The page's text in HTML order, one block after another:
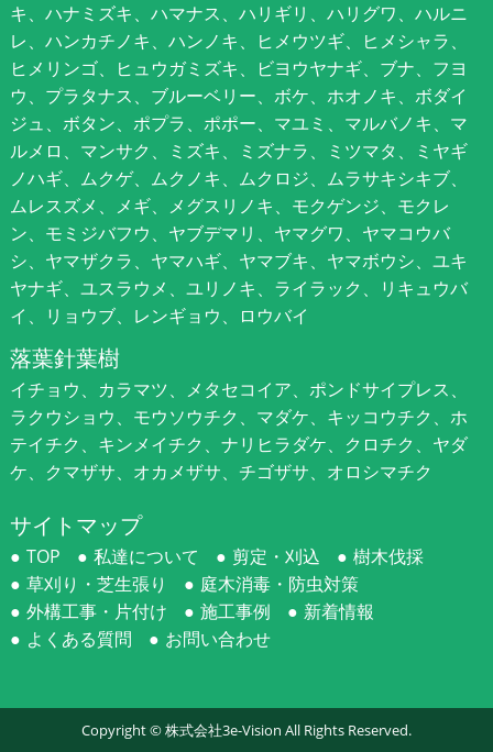
キ、ハナミズキ、ハマナス、ハリギリ、ハリグワ、ハルニ
レ、ハンカチノキ、ハンノキ、ヒメウツギ、ヒメシャラ、
ヒメリンゴ、ヒュウガミズキ、ビヨウヤナギ、ブナ、フヨ
ウ、プラタナス、ブルーベリー、ボケ、ホオノキ、ボダイ
ジュ、ボタン、ポプラ、ポポー、マユミ、マルバノキ、マ
ルメロ、マンサク、ミズキ、ミズナラ、ミツマタ、ミヤギ
ノハギ、ムクゲ、ムクノキ、ムクロジ、ムラサキシキブ、
ムレスズメ、メギ、メグスリノキ、モクゲンジ、モクレ
ン、モミジバフウ、ヤブデマリ、ヤマグワ、ヤマコウバ
シ、ヤマザクラ、ヤマハギ、ヤマブキ、ヤマボウシ、ユキ
ヤナギ、ユスラウメ、ユリノキ、ライラック、リキュウバ
イ、リョウブ、レンギョウ、ロウバイ
落葉針葉樹
イチョウ、カラマツ、メタセコイア、ポンドサイプレス、
ラクウショウ、モウソウチク、マダケ、キッコウチク、ホ
テイチク、キンメイチク、ナリヒラダケ、クロチク、ヤダ
ケ、クマザサ、オカメザサ、チゴザサ、オロシマチク
サイトマップ
TOP 私達について 剪定・刈込
樹木伐採
草刈り・芝生張り
庭木消毒・防虫対策
外構工事・片付け
施工事例
新着情報
よくある質問
お問い合わせ
Copyright ©株式会社3e-Vision All Rights Reserved.